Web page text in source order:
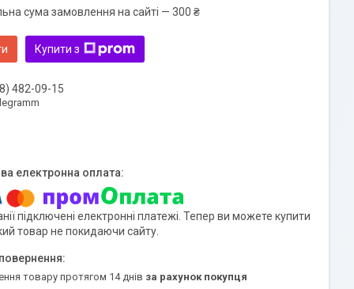
сума замовлення на сайті — 300 ₴
Купити з
482-09-15
підключені електронні платежі. Тепер ви можете купити
товар не покидаючи сайту.
товару протягом 14 днів за рахунок покупця